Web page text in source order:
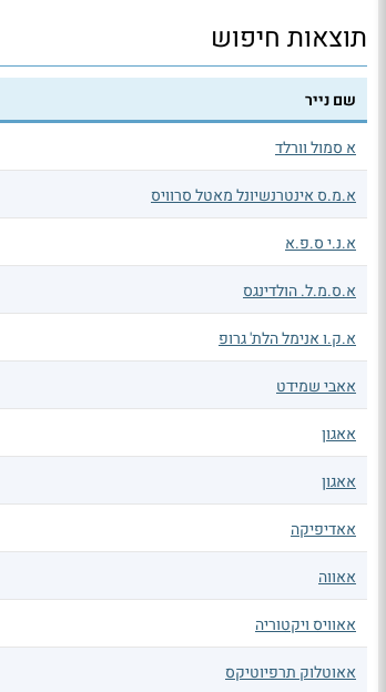
תוצאות חיפוש
שם נייר
א סמול וורלד
א.מ.ס אינטרנשיונל מאטל סרוויס
א.נ.י ס.פ.א
א.ס.מ.ל. הולדינגס
א.ק.ו אנימל הלת' גרופ
אאבי שמידט
אאגון
אאגון
אאדיפיקה
אאווה
אאוויס ויקטוריה
אאוטלוק תרפיוטיקס